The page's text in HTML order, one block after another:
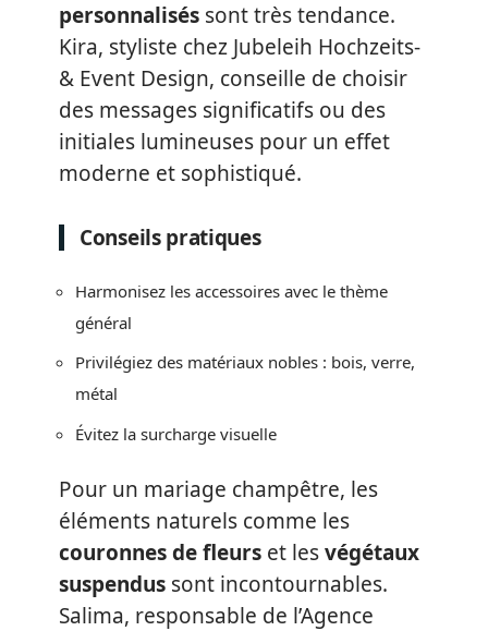
personnalisés sont très tendance.
Kira, styliste chez Jubeleih Hochzeits-
& Event Design, conseille de choisir
des messages significatifs ou des
initiales lumineuses pour un effet
moderne et sophistiqué.
Conseils pratiques
Harmonisez les accessoires avec le thème
général
Privilégiez des matériaux nobles : bois, verre,
métal
Évitez la surcharge visuelle
Pour un mariage champêtre, les
éléments naturels comme les
couronnes de fleurs et lesvégétaux
suspendus sont incontournables.
Salima, responsable de l’Agence